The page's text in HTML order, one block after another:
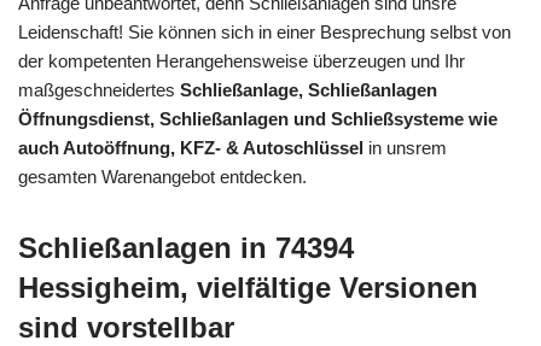
Leidenschaft! Sie können sich in einer Besprechung selbst von
der kompetenten Herangehensweise überzeugen und Ihr
maßgeschneidertes Schließanlage, Schließanlagen
Öffnungsdienst, Schließanlagen und Schließsysteme wie
auch Autoöffnung, KFZ- & Autoschlüssel in unsrem
gesamten Warenangebot entdecken.
Schließanlagen in 74394
Hessigheim, vielfältige Versionen
sind vorstellbar